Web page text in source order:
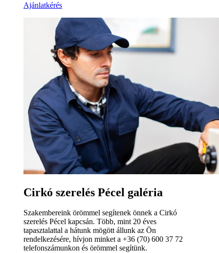
Ajánlatkérés
Cirkó szerelés Pécel galéria
Szakembereink örömmel segítenek önnek a Cirkó
szerelés Pécel kapcsán. Több, mint 20 éves
tapasztalattal a hátunk mögött állunk az Ön
rendelkezésére, hívjon minket a +36 (70) 600 37 72
telefonszámunkon és örömmel segítünk.